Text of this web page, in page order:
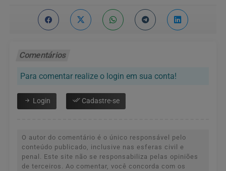
Comentários
Para comentar realize o login em sua conta!
Login Cadastre-se
O autor do comentário é o único responsável pelo
conteúdo publicado, inclusive nas esferas civil e
penal. Este site não se responsabiliza pelas opiniões
de terceiros. Ao comentar, você concorda com os